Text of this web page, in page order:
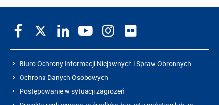
Biuro Ochrony Informacji Niejawnych i Spraw Obronnych
Ochrona Danych Osobowych
Postępowanie w sytuacji zagrożeń